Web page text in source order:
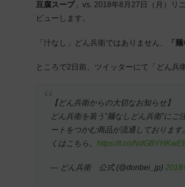
豆腐スープ」vs. 2018年8月27日（月）リ
ビューします。
「汁なし」どん兵衛ではありません、 「
ところで2日前、ツイッターにて「どん兵
【どん兵衛からの大切なお知らせ】
どん兵衛を装う”麺なしどん兵衛”に
ートをつかむ商品が流通しておりま
くはこちら。 https://t.co/
— どん兵衛 公式 (@donbei_jp) 2018